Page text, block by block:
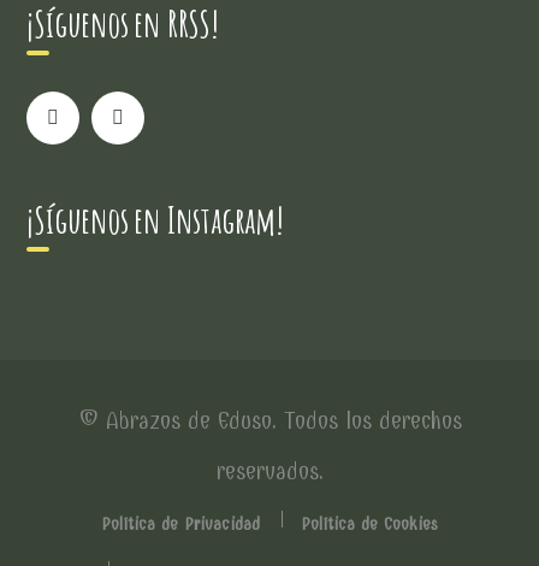
¡Síguenos en RRSS!
¡Síguenos en Instagram!
© Abrazos de Eduso. Todos los derechos
reservados.
Política de Privacidad Política de Cookies